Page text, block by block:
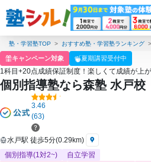
塾・学習塾TOP おすすめ塾・学習塾ランキング
キャンペーン対象 夏期講習受付中
1科目+20点成績保証制度！楽しくて成績が上
個別指導塾なら森塾 水戸校
3.46
(63)
水戸駅 徒歩5分(0.29km)
個別指導(1対2~)
自立学習